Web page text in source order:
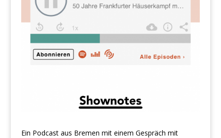
Ein Podcast aus Bremen mit einem Gespräch mit